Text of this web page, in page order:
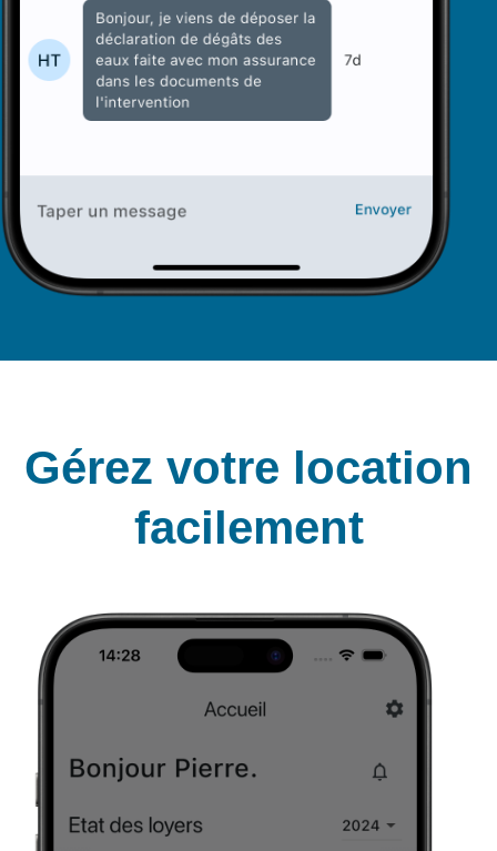
Gérez votre location
facilement